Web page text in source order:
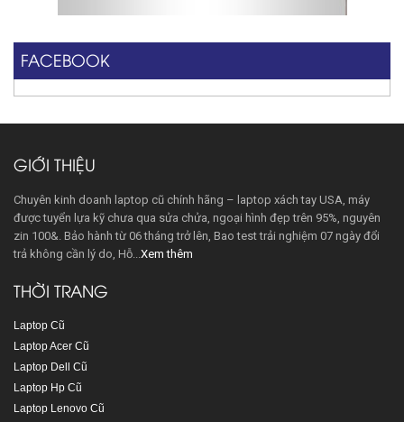
FACEBOOK
GIỚI THIỆU
Chuyên kinh doanh laptop cũ chính hãng – laptop xách tay USA, máy
được tuyển lựa kỹ chưa qua sửa chửa, ngoại hình đẹp trên 95%, nguyên
zin 100&. Bảo hành từ 06 tháng trở lên, Bao test trải nghiệm 07 ngày đổi
trả không cần lý do, Hỗ...Xem thêm
THỜI TRANG
Laptop Cũ
Laptop Acer Cũ
Laptop Dell Cũ
Laptop Hp Cũ
Laptop Lenovo Cũ